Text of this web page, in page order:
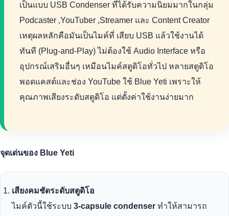
เป็นแบบ USB Condenser ที่ได้รับความนิยมมากในกลุ่ม
Podcaster ,YouTuber ,Streamer และ Content Creator
เหตุผลหลักคือมันเป็นไมค์ที่ เสียบ USB แล้วใช้งานได้
ทันที (Plug-and-Play) ไม่ต้องใช้ Audio Interface หรือ
อุปกรณ์เสริมอื่นๆ เหมือนไมค์สตูดิโอทั่วไป หลายสตูดิโอ
พอดแคสต์และช่อง YouTube ใช้ Blue Yeti เพราะให้
คุณภาพเสียงระดับสตูดิโอ แต่ตั้งค่าใช้งานง่ายมาก
จุดเด่นของ Blue Yeti
เสียงคมชัดระดับสตูดิโอ
ไมค์ตัวนี้ใช้ระบบ 3-capsule condenser ทำให้สามารถ